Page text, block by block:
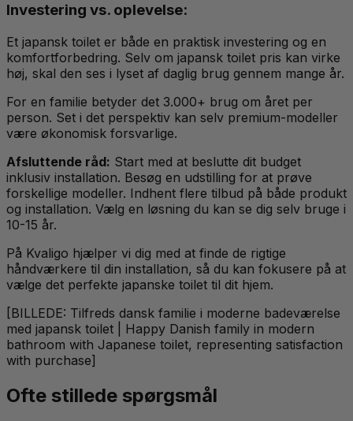
Investering vs. oplevelse:
Et japansk toilet er både en praktisk investering og en
komfortforbedring. Selv om japansk toilet pris kan virke
høj, skal den ses i lyset af daglig brug gennem mange år.
For en familie betyder det 3.000+ brug om året per
person. Set i det perspektiv kan selv premium-modeller
være økonomisk forsvarlige.
Afsluttende råd: Start med at beslutte dit budget
inklusiv installation. Besøg en udstilling for at prøve
forskellige modeller. Indhent flere tilbud på både produkt
og installation. Vælg en løsning du kan se dig selv bruge i
10-15 år.
På Kvaligo hjælper vi dig med at finde de rigtige
håndværkere til din installation, så du kan fokusere på at
vælge det perfekte japanske toilet til dit hjem.
[BILLEDE: Tilfreds dansk familie i moderne badeværelse
med japansk toilet | Happy Danish family in modern
bathroom with Japanese toilet, representing satisfaction
with purchase]
Ofte stillede spørgsmål